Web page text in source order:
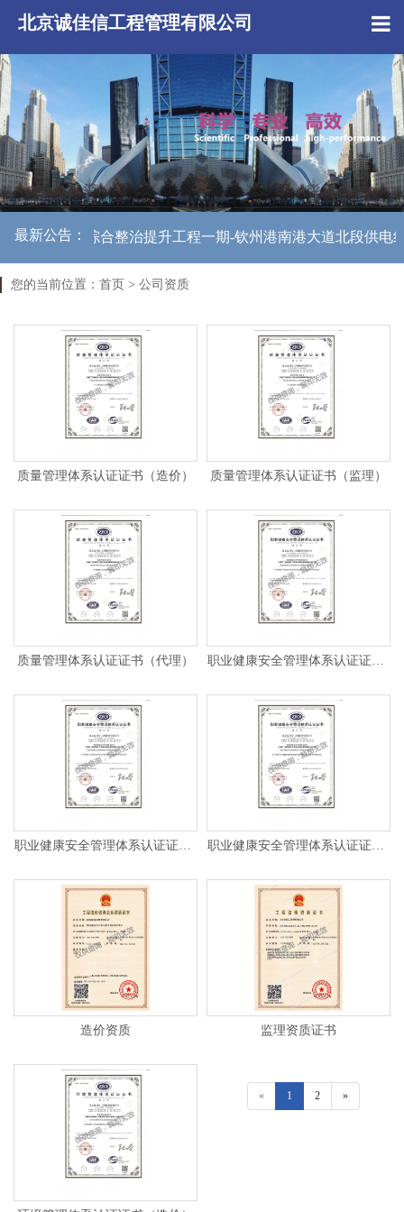
北京诚佳信工程管理有限公司
最新公告：
供电线路综合整治提升工程一期-钦州港南港大道北段供电
您的当前位置： 首页 > 公司资质
质量管理体系认证证书（造价） 质量管理体系认证证书（监理）
质量管理体系认证证书（代理） 职业健康安全管理体系认证证书（造价）
职业健康安全管理体系认证证书（监理） 职业健康安全管理体系认证证书（代理）
造价资质 监理资质证书
« 1 2 »